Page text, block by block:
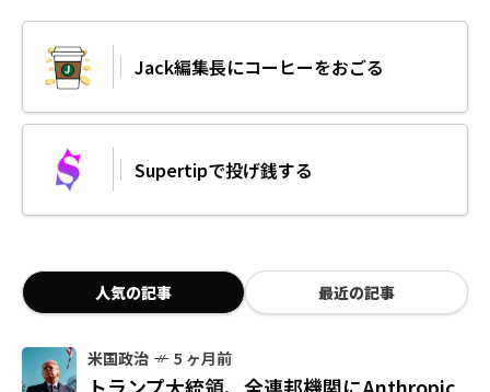
Jack編集長にコーヒーをおごる
Supertipで投げ銭する
人気の記事 最近の記事
米国政治 5 ヶ月前
トランプ大統領、全連邦機関にAnthropic